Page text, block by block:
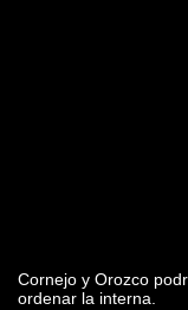
Cornejo y Orozco
ordenar la interna.